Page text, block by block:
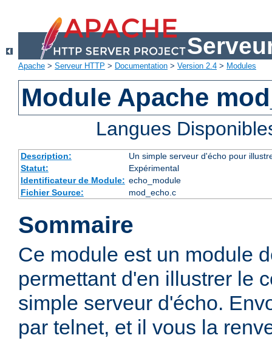
Apache > Serveur HTTP > Documentation > Version 2.4 > Modules
Module Apache
Langues
Description:
Un simple serveur d'écho pour
Statut:
Expérimental
Identificateur de Module: echo_module
Fichier Source:
mod_echo.c
Sommaire
Ce module est un module
permettant d'en illustrer le
simple serveur d'écho.
par telnet, et il vous la